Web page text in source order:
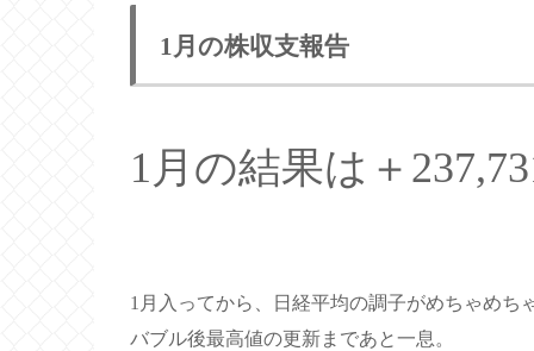
1月の株収支報告
1月の結果は＋
1月入ってから、日経平均の調子がめちゃめち
バブル後最高値の更新まであと一息。